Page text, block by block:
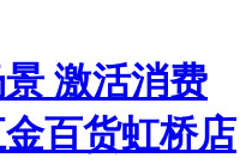
激活消费
百货虹桥店